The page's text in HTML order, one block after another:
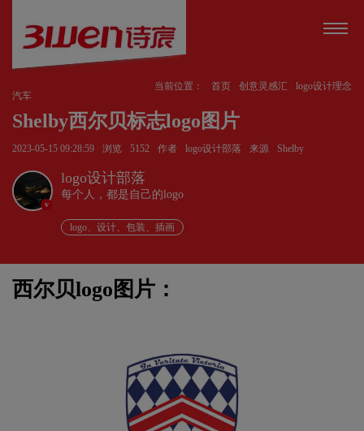
当前位置： 首页 创意灵感汇
logo设计理念
汽车
Shelby西尔贝标志logo图片
2023-05-15 09:28:59 浏览 5152 作者 logo设计部落 来源 Shelby
v
logo设计部落
每个人，都是自己的logo
logo、设计、包装、插画
西尔贝logo图片：